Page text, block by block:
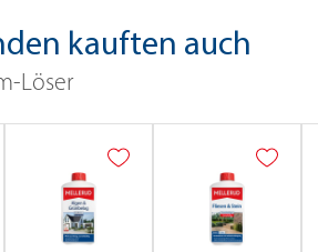
kauften auch
Löser